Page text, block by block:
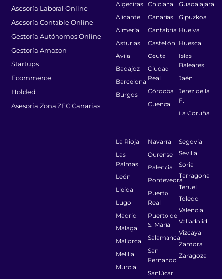
Asesoría Laboral Online
Asesoría Contable Online
Gestoría Autónomos Online
Gestoría Amazon
Startups
Ecommerce
Holded
Asesoría Zona ZEC Canarias
Algeciras
Alicante
Almería
Asturias
Ávila
Badajoz
Barcelona
Burgos
Chiclana
Canarias
Cantabria
Castellón
Ceuta
Ciudad
Real
Córdoba
Cuenca
Guadalajara
Gipuzkoa
Huelva
Huesca
Islas
Baleares
Jaén
Jerez de la
F.
La Coruña
La Rioja
Las
Palmas
León
Lleida
Lugo
Madrid
Málaga
Mallorca
Melilla
Murcia
Navarra
Ourense
Palencia
Pontevedra
Puerto
Real
Puerto de
S. María
Salamanca
San
Fernando
Sanlúcar
Segovia
Sevilla
Soria
Tarragona
Teruel
Toledo
Valencia
Valladolid
Vizcaya
Zamora
Zaragoza